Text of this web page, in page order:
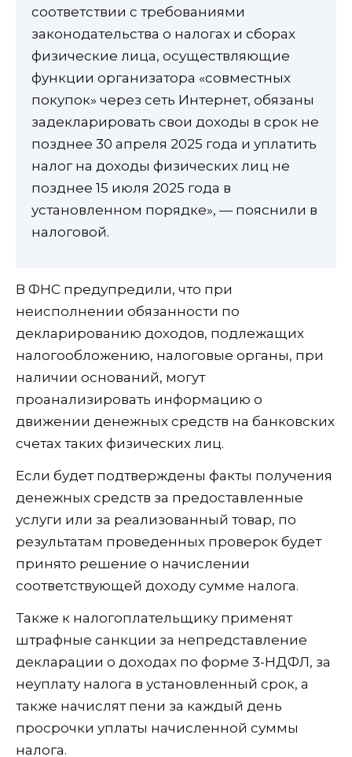
соответствии с требованиями
законодательства о налогах и сборах
физические лица, осуществляющие
функции организатора «совместных
покупок» через сеть Интернет, обязаны
задекларировать свои доходы в срок не
позднее 30 апреля 2025 года и уплатить
налог на доходы физических лиц не
позднее 15 июля 2025 года в
установленном порядке», — пояснили в
налоговой.
В ФНС предупредили, что при
неисполнении обязанности по
декларированию доходов, подлежащих
налогообложению, налоговые органы, при
наличии оснований, могут
проанализировать информацию о
движении денежных средств на банковских
счетах таких физических лиц.
Если будет подтверждены факты получения
денежных средств за предоставленные
услуги или за реализованный товар, по
результатам проведенных проверок будет
принято решение о начислении
соответствующей доходу сумме налога.
Также к налогоплательщику применят
штрафные санкции за непредставление
декларации о доходах по форме 3-НДФЛ, за
неуплату налога в установленный срок, а
также начислят пени за каждый день
просрочки уплаты начисленной суммы
налога.